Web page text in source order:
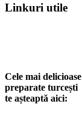
Linkuri utile
Cele mai delicioase
preparate turcești
te așteaptă aici: